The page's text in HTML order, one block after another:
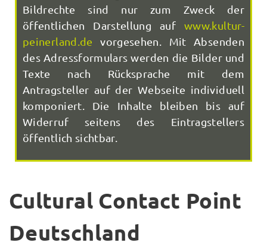
Bildrechte sind nur zum Zweck der
öffentlichen Darstellung aufwww.kultur-
peinerland.de vorgesehen. Mit Absenden
des Adressformulars werden die Bilder und
Texte nach Rücksprache mit dem
Antragsteller auf der Webseite individuell
komponiert. Die Inhalte bleiben bis auf
Widerruf seitens des Eintragstellers
öffentlich sichtbar.
Cultural Contact Point
Deutschland